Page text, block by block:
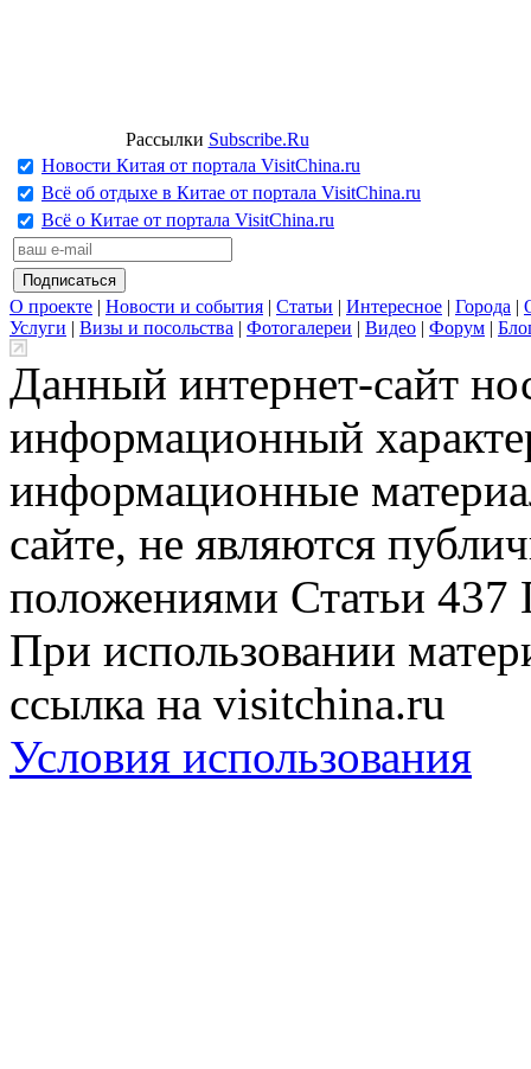
Рассылки Subscribe.Ru
Новости Китая от портала VisitChina.ru
Всё об отдыхе в Китае от портала VisitChina.ru
Всё о Китае от портала VisitChina.ru
О проекте | Новости и события | Статьи | Интересное | Города |
Услуги | Визы и посольства | Фотогалереи | Видео | Форум |
Данный интернет-сайт
информационный
информационные
сайте, не являются
положениями Статьи 437
При использовании
ссылка на visitchina.ru
Условия использования